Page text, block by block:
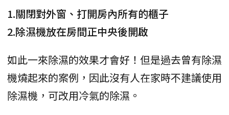
1.關閉對外窗、打開房內所有的櫃子
2.除濕機放在房間正中央後開啟
如此一來除濕的效果才會好！但是過去曾有除濕
機燒起來的案例，因此沒有人在家時不建議使用
除濕機，可改用冷氣的除濕。